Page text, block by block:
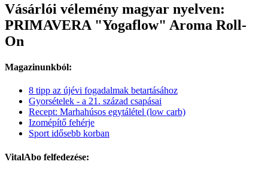
Vásárlói vélemény magyar nyelven:
PRIMAVERA "Yogaflow" Aroma Roll-
On
Magazinunkból:
8 tipp az újévi fogadalmak betartásához
Gyorsételek - a 21. század csapásai
Recept: Marhahúsos egytálétel (low carb)
Izomépítő fehérje
Sport idősebb korban
VitalAbo felfedezése: